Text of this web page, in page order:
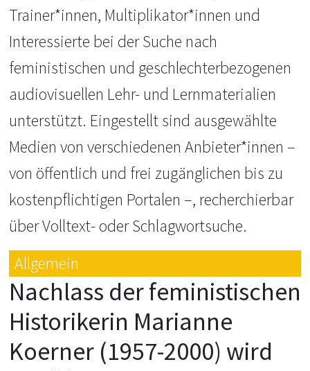
Trainer*innen, Multiplikator*innen und
Interessierte bei der Suche nach
feministischen und geschlechterbezogenen
audiovisuellen Lehr- und Lernmaterialien
unterstützt. Eingestellt sind ausgewählte
Medien von verschiedenen Anbieter*innen –
von öffentlich und frei zugänglichen bis zu
kostenpflichtigen Portalen –, recherchierbar
über Volltext- oder Schlagwortsuche.
Allgemein
Nachlass der feministischen
Historikerin Marianne
Koerner (1957-2000) wird